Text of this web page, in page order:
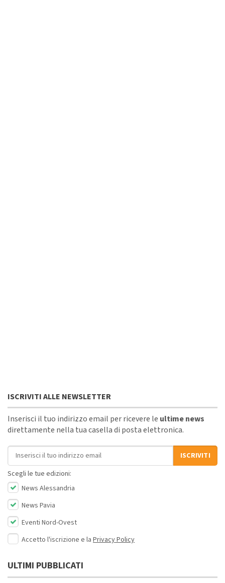
ISCRIVITI ALLE NEWSLETTER
Inserisci il tuo indirizzo email per ricevere le ultime news
direttamente nella tua casella di posta elettronica.
Indirizzo email
ISCRIVITI
Scegli le tue edizioni:
News Alessandria
News Pavia
Eventi Nord-Ovest
Accetto l'iscrizione e la Privacy Policy
ULTIMI PUBBLICATI